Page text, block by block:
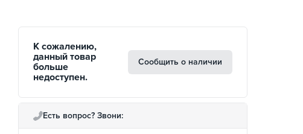
К сожалению,
данный товар
больше
недоступен.
Сообщить о наличии
Есть вопрос? Звони: